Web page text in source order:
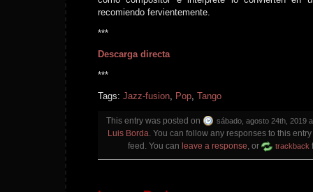
recomiendo fervientemente.
***
Descarga directa
***
Tags: Jazz-fusion, Pop, Tango
This entry was posted on sábado, agosto 24th, 2019
Luis Borda. You can follow any responses to this
feed. You can leave a response, or trackback